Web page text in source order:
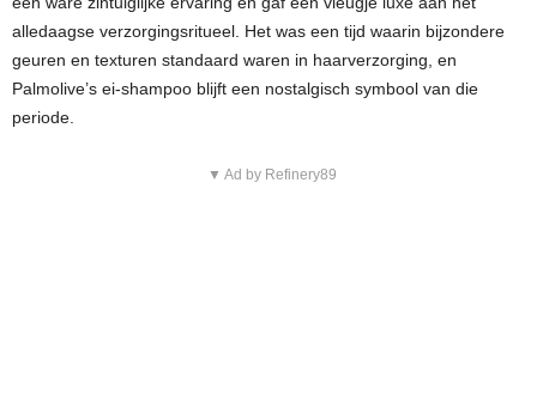
alledaagse verzorgingsritueel. Het was een tijd waarin bijzondere
geuren en texturen standaard waren in haarverzorging, en
Palmolive’s ei-shampoo blijft een nostalgisch symbool van die
periode.
▼ Ad by Refinery89